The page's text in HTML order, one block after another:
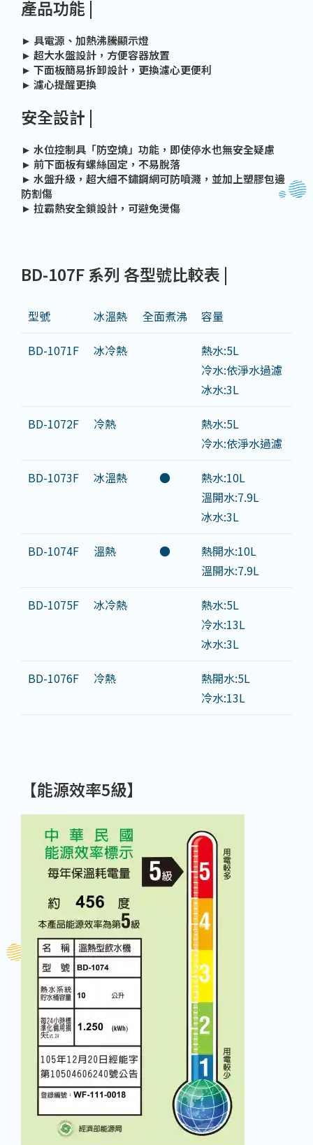
產品功能 |
► 具電源、加熱沸騰顯示燈
► 超大水盤設計，方便容器放置
► 下面板簡易拆卸設計，更換濾心更便利
► 濾心提醒更換
安全設計 |
► 水位控制具「防空燒」功能，即使停水也無安全疑慮
► 前下面板有螺絲固定，不易脫落
► 水盤升級，超大細不鏽鋼網可防噴濺，並加上塑膠包邊
防割傷
► 拉霸熱安全鎖設計，可避免燙傷
BD-107F 系列 各型號比較表 |
型號 冰溫熱 全面煮沸 容量
BD-1071F 冰冷熱
熱水:5L
冷水:依淨水過濾
冰水:3L
BD-1072F 冷熱
熱水:5L
冷水:依淨水過濾
BD-1073F 冰溫熱 ●
熱水:10L
溫開水:7.9L
冰水:3L
BD-1074F 溫熱 ●
熱開水:10L
溫開水:7.9L
BD-1075F 冰冷熱
熱水:5L
冷水:13L
冰水:3L
BD-1076F 冷熱
熱開水:5L
冷水:13L
【能源效率5級】